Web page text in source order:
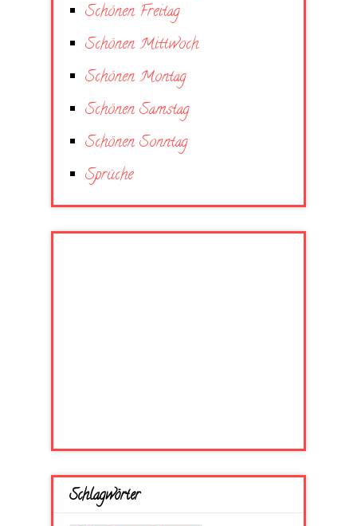
Schönen Freitag
Schönen Mittwoch
Schönen Montag
Schönen Samstag
Schönen Sonntag
Sprüche
Schlagwörter